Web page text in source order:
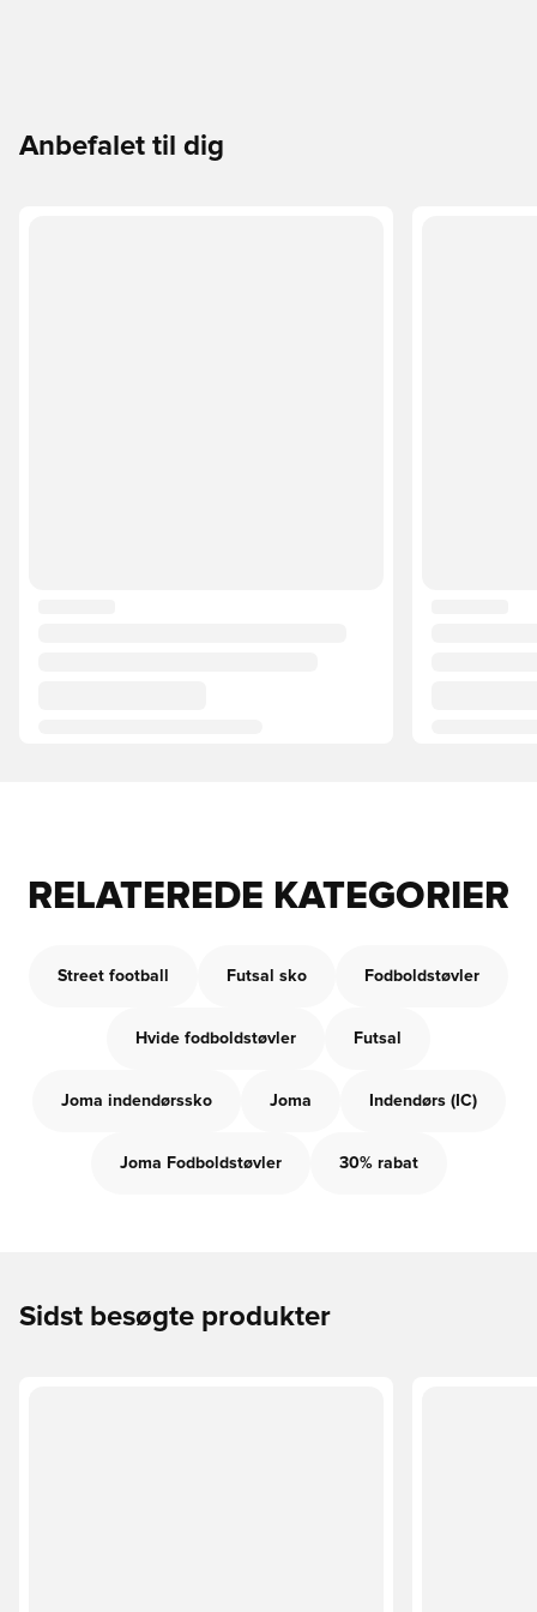
Anbefalet til dig
RELATEREDE KATEGORIER
Street football Futsal sko Fodboldstøvler
Hvide fodboldstøvler Futsal
Joma indendørssko Joma Indendørs (IC)
Joma Fodboldstøvler 30% rabat
Sidst besøgte produkter